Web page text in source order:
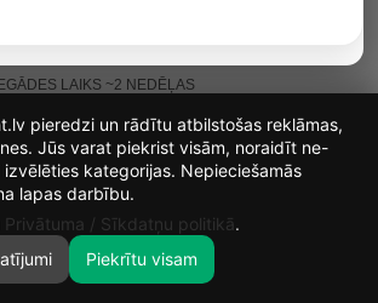
0
LAIKS ~2 NEDĒĻAS
12 58
MIN.
48
pieredzi un rādītu atbilstošas reklāmas,
Jūs varat piekrist visām, noraidīt ne-
izvēlēties kategorijas. Nepieciešamās
lapas darbību.
Privātuma / Sīkdatņu politikā.
Piekrītu visam